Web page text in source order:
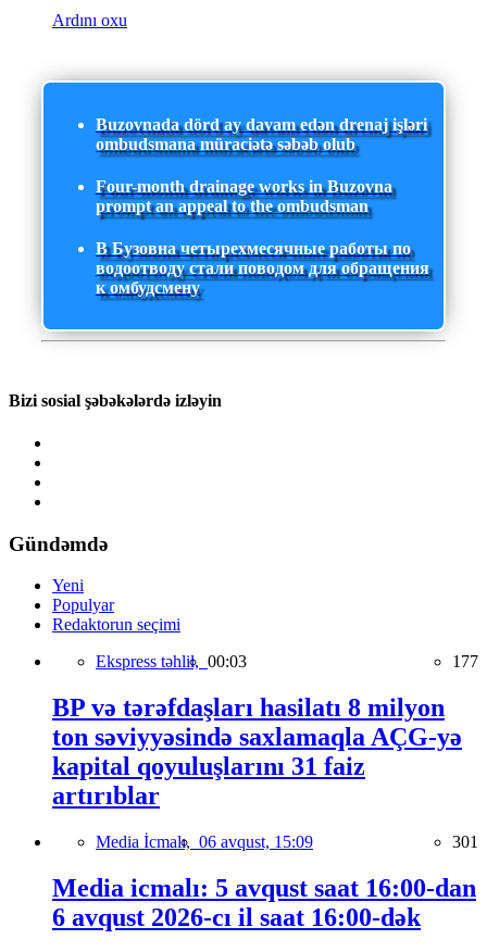
Ardını oxu
Buzovnada dörd ay davam edən drenaj işləri
ombudsmana müraciətə səbəb olub
Four-month drainage works in Buzovna
prompt an appeal to the ombudsman
В Бузовна четырехмесячные работы по
водоотводу стали поводом для обращения
к омбудсмену
Bizi sosial şəbəkələrdə izləyin
Gündəmdə
Yeni
Populyar
Redaktorun seçimi
Ekspress təhlil, 00:03 177
BP və tərəfdaşları hasilatı 8 milyon
ton səviyyəsində saxlamaqla AÇG-yə
kapital qoyuluşlarını 31 faiz
artırıblar
Media İcmalı, 06 avqust, 15:09 301
Media icmalı: 5 avqust saat 16:00-dan
6 avqust 2026-cı il saat 16:00-dək